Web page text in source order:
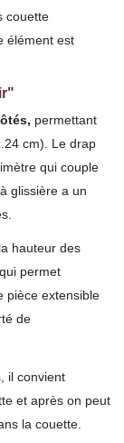
couette
élément est
permettant
cm). Le drap
qui couple
glissière a un
hauteur des
permet
pièce extensible
de
il convient
et après on peut
la couette.